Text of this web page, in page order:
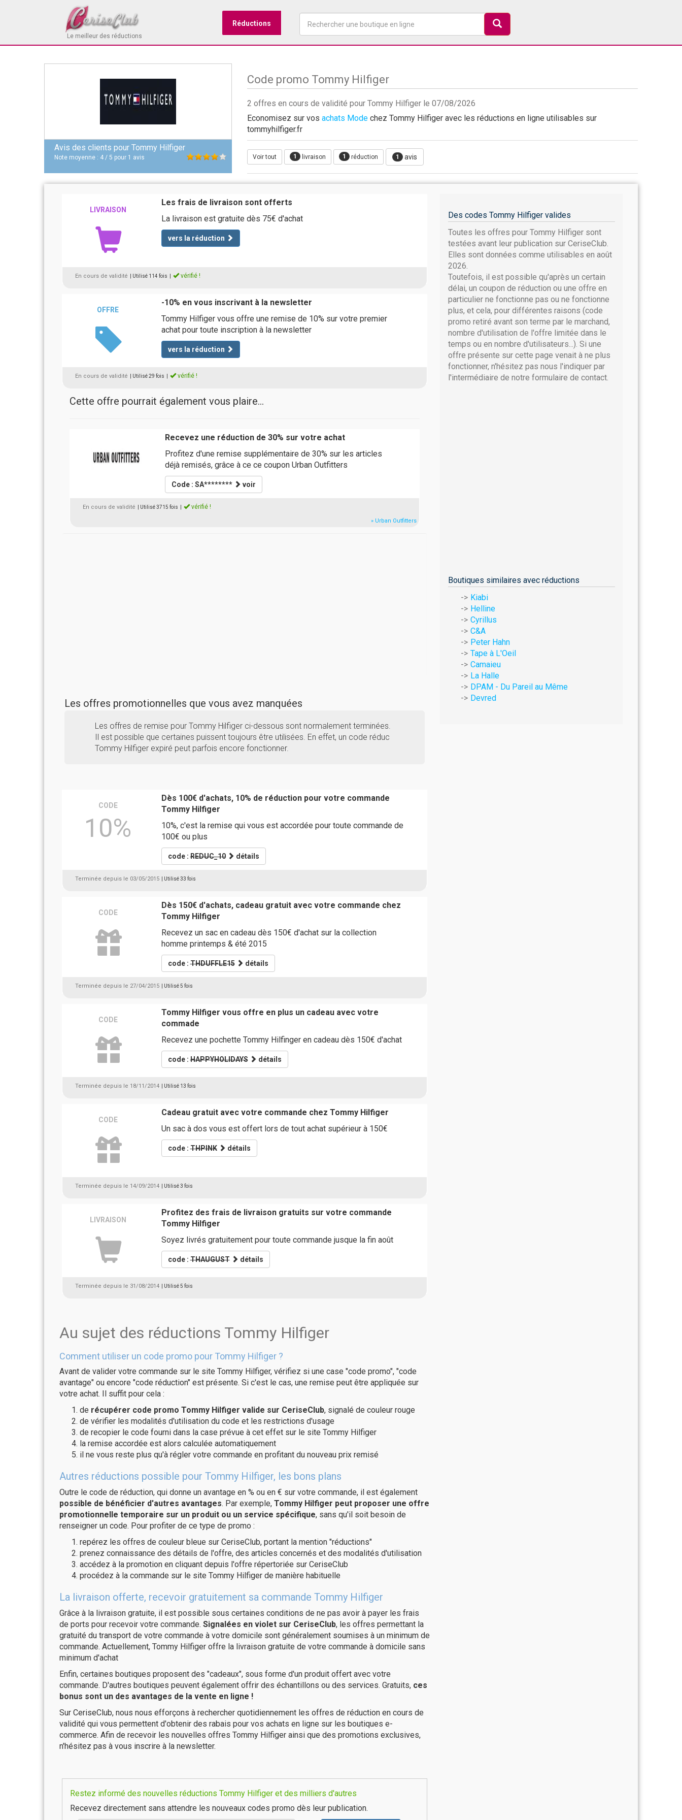
Le meilleur des réductions
Réductions
Avis des clients pour Tommy Hilfiger
Note moyenne : 4 / 5 pour 1 avis
Code promo Tommy Hilfiger
2 offres en cours de validité pour Tommy Hilfiger le 07/08/2026
Economisez sur vos achats Mode chez Tommy Hilfiger avec les réductions en ligne utilisables sur
tommyhilfiger.fr
Voir tout 1 livraison 1 réduction 1 avis
LIVRAISON
Les frais de livraison sont offerts
La livraison est gratuite dès 75€ d'achat
vers la réduction
En cours de validité | Utilisé 114 fois vérifié !
OFFRE
-10% en vous inscrivant à la newsletter
Tommy Hilfiger vous offre une remise de 10% sur votre premier
achat pour toute inscription à la newsletter
vers la réduction
En cours de validité | Utilisé 29 fois vérifié !
Cette offre pourrait également vous plaire...
Recevez une réduction de 30% sur votre achat
Profitez d'une remise supplémentaire de 30% sur les articles
déjà remisés, grâce à ce ce coupon Urban Outfitters
Code : SA******** voir
En cours de validité | Utilisé 3715 fois vérifié !
» Urban Outfitters
Les offres promotionnelles que vous avez manquées
Les offres de remise pour Tommy Hilfiger ci-dessous sont normalement terminées.
Il est possible que certaines puissent toujours être utilisées. En effet, un code réduc
Tommy Hilfiger expiré peut parfois encore fonctionner.
CODE
10%
Dès 100€ d'achats, 10% de réduction pour votre commande
Tommy Hilfiger
10%, c'est la remise qui vous est accordée pour toute commande de
100€ ou plus
code :REDUC_10 détails
Terminée depuis le 03/05/2015 | Utilisé 33 fois
CODE
Dès 150€ d'achats, cadeau gratuit avec votre commande chez
Tommy Hilfiger
Recevez un sac en cadeau dès 150€ d'achat sur la collection
homme printemps & été 2015
code :THDUFFLE15 détails
Terminée depuis le 27/04/2015 | Utilisé 5 fois
CODE
Tommy Hilfiger vous offre en plus un cadeau avec votre
commade
Recevez une pochette Tommy Hilfinger en cadeau dès 150€ d'achat
code :HAPPYHOLIDAYS détails
Terminée depuis le 18/11/2014 | Utilisé 13 fois
CODE
Cadeau gratuit avec votre commande chez Tommy Hilfiger
Un sac à dos vous est offert lors de tout achat supérieur à 150€
code :THPINK détails
Terminée depuis le 14/09/2014 | Utilisé 3 fois
LIVRAISON
Profitez des frais de livraison gratuits sur votre commande
Tommy Hilfiger
Soyez livrés gratuitement pour toute commande jusque la fin août
code :THAUGUST détails
Terminée depuis le 31/08/2014 | Utilisé 5 fois
Au sujet des réductions Tommy Hilfiger
Comment utiliser un code promo pour Tommy Hilfiger ?
Avant de valider votre commande sur le site Tommy Hilfiger, vérifiez si une case "code promo", "code
avantage" ou encore "code réduction" est présente. Si c'est le cas, une remise peut être appliquée sur
votre achat. Il suffit pour cela :
de récupérer code promo Tommy Hilfiger valide sur CeriseClub, signalé de couleur rouge
de vérifier les modalités d'utilisation du code et les restrictions d'usage
de recopier le code fourni dans la case prévue à cet effet sur le site Tommy Hilfiger
la remise accordée est alors calculée automatiquement
il ne vous reste plus qu'à régler votre commande en profitant du nouveau prix remisé
Autres réductions possible pour Tommy Hilfiger, les bons plans
Outre le code de réduction, qui donne un avantage en % ou en € sur votre commande, il est également
possible de bénéficier d'autres avantages. Par exemple, Tommy Hilfiger peut proposer une offre
promotionnelle temporaire sur un produit ou un service spécifique, sans qu'il soit besoin de
renseigner un code. Pour profiter de ce type de promo :
repérez les offres de couleur bleue sur CeriseClub, portant la mention "réductions"
prenez connaissance des détails de l'offre, des articles concernés et des modalités d'utilisation
accédez à la promotion en cliquant depuis l'offre répertoriée sur CeriseClub
procédez à la commande sur le site Tommy Hilfiger de manière habituelle
La livraison offerte, recevoir gratuitement sa commande Tommy Hilfiger
Grâce à la livraison gratuite, il est possible sous certaines conditions de ne pas avoir à payer les frais
de ports pour recevoir votre commande. Signalées en violet sur CeriseClub, les offres permettant la
gratuité du transport de votre commande à votre domicile sont généralement soumises à un minimum de
commande. Actuellement, Tommy Hilfiger offre la livraison gratuite de votre commande à domicile sans
minimum d'achat
Enfin, certaines boutiques proposent des "cadeaux", sous forme d'un produit offert avec votre
commande. D'autres boutiques peuvent également offrir des échantillons ou des services. Gratuits, ces
bonus sont un des avantages de la vente en ligne !
Sur CeriseClub, nous nous efforçons à rechercher quotidiennement les offres de réduction en cours de
validité qui vous permettent d'obtenir des rabais pour vos achats en ligne sur les boutiques e-
commerce. Afin de recevoir les nouvelles offres Tommy Hilfiger ainsi que des promotions exclusives,
n'hésitez pas à vous inscrire à la newsletter.
Restez informé des nouvelles réductions Tommy Hilfiger et des milliers d'autres
Recevez directement sans attendre les nouveaux codes promo dès leur publication.
Des codes Tommy Hilfiger valides
Toutes les offres pour Tommy Hilfiger sont
testées avant leur publication sur CeriseClub.
Elles sont données comme utilisables en août
2026.
Toutefois, il est possible qu'après un certain
délai, un coupon de réduction ou une offre en
particulier ne fonctionne pas ou ne fonctionne
plus, et cela, pour différentes raisons (code
promo retiré avant son terme par le marchand,
nombre d'utilisation de l'offre limitée dans le
temps ou en nombre d'utilisateurs...). Si une
offre présente sur cette page venait à ne plus
fonctionner, n'hésitez pas nous l'indiquer par
l'intermédiaire de notre formulaire de contact.
Boutiques similaires avec réductions
Kiabi
Helline
Cyrillus
C&A
Peter Hahn
Tape à L'Oeil
Camaieu
La Halle
DPAM - Du Pareil au Même
Devred